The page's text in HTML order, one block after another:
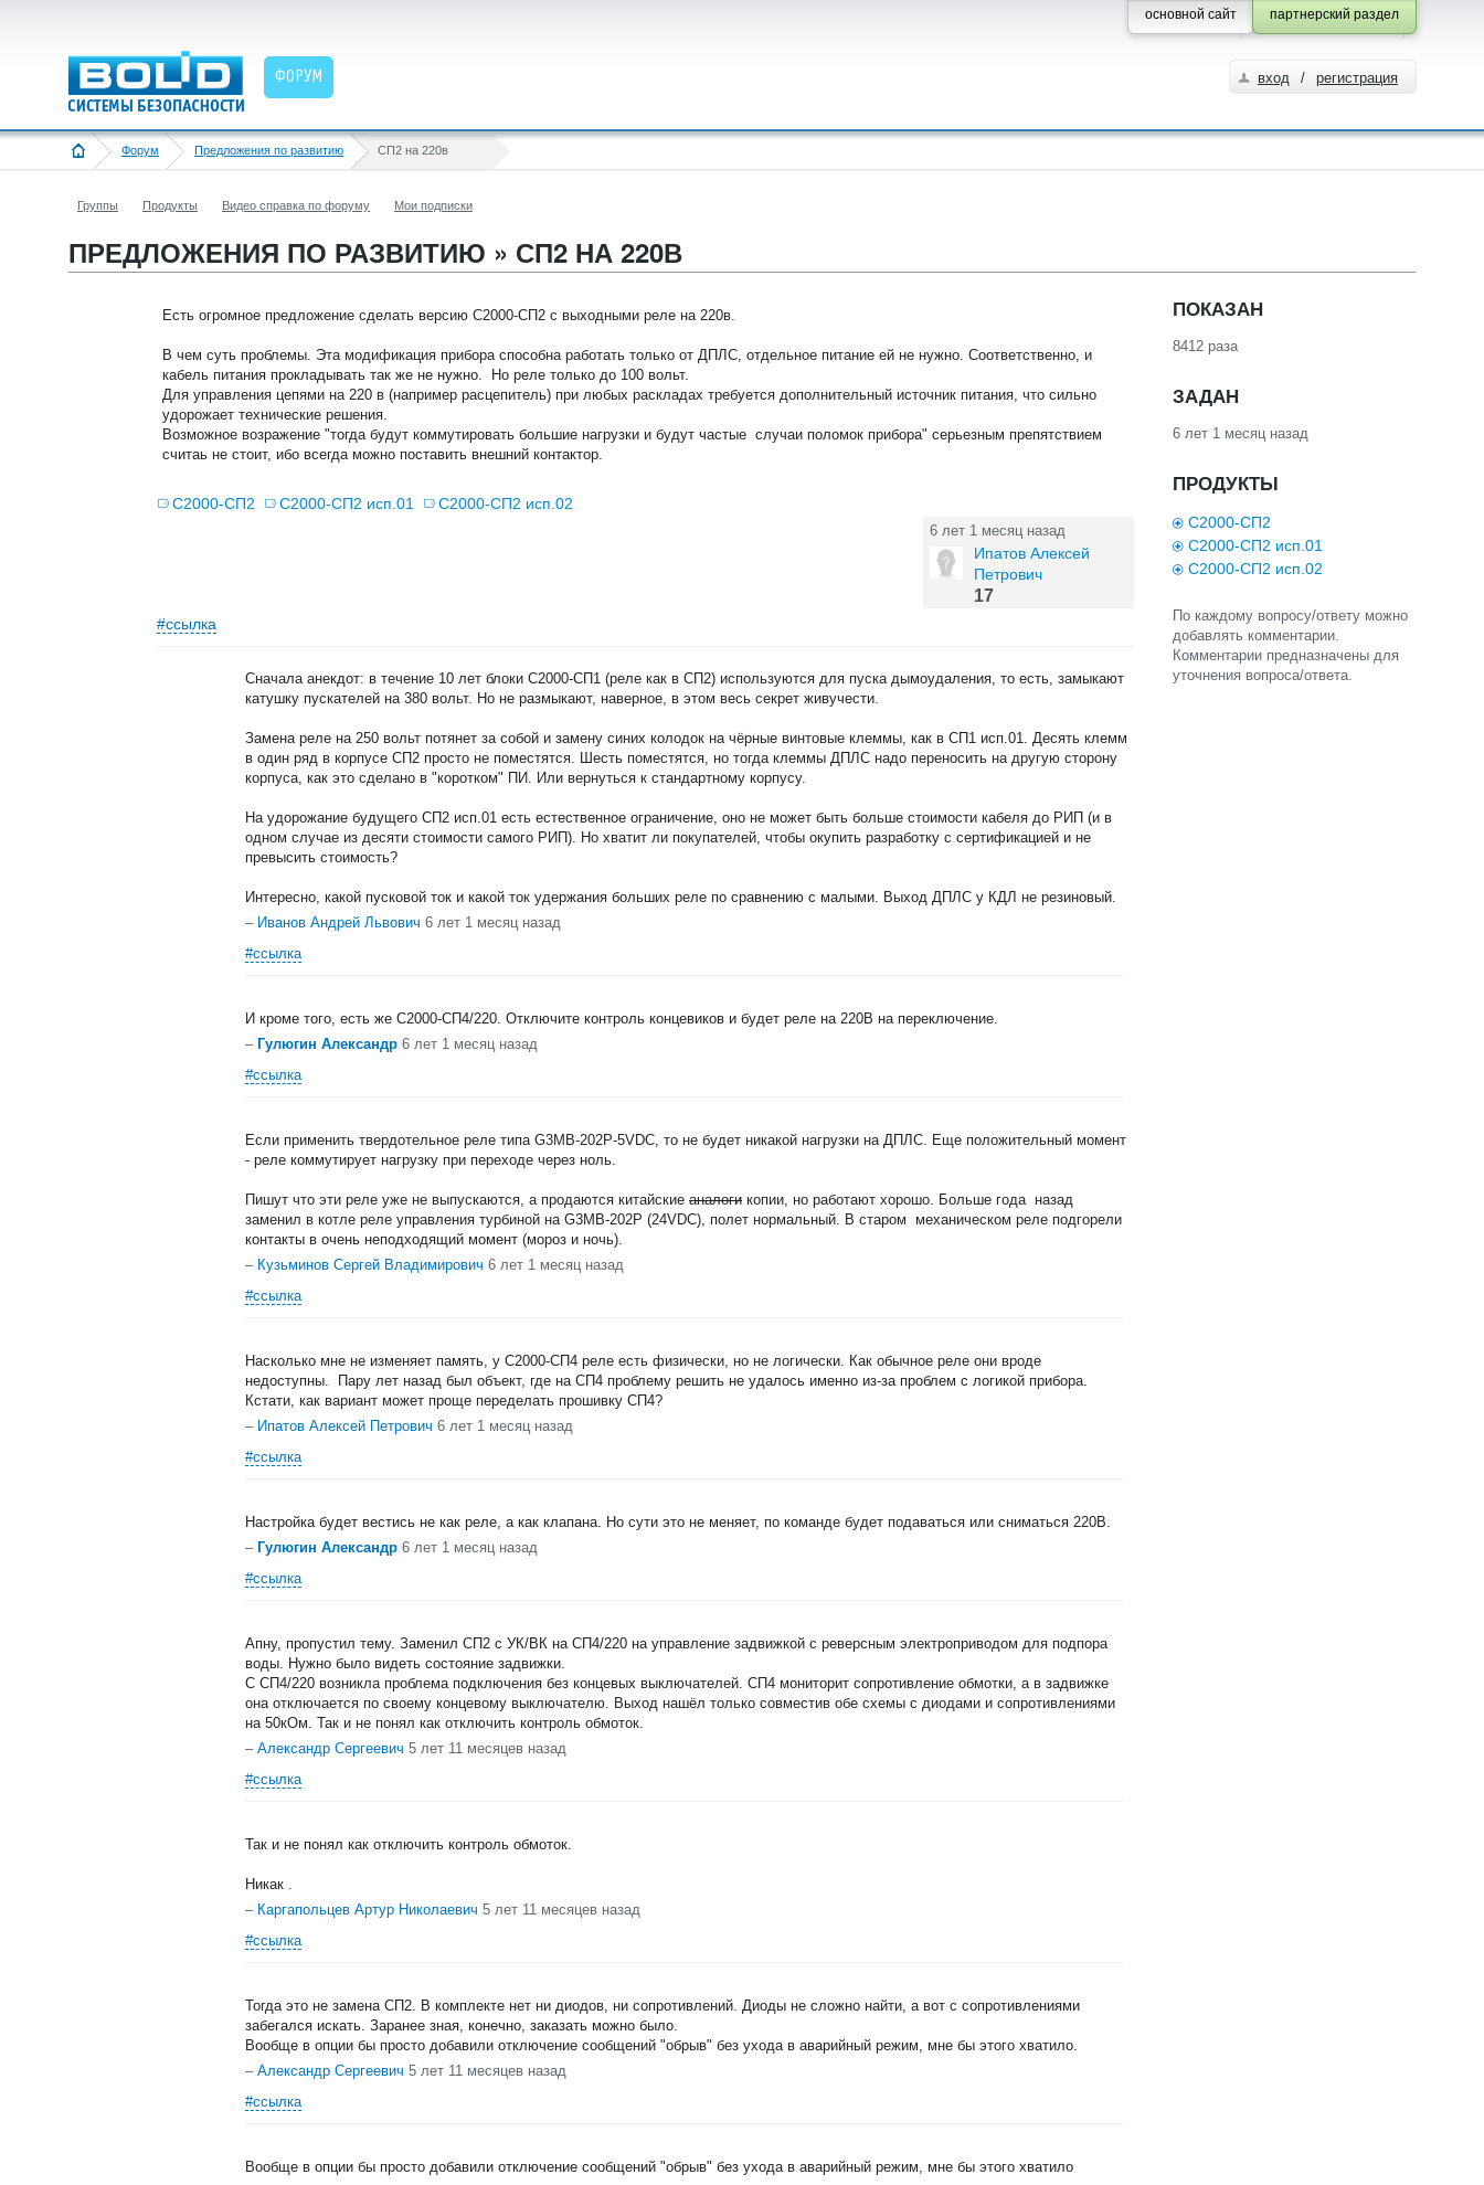
партнерский раздел
основной сайт
ФОРУМ вход / регистрация
Форум Предложения по развитию СП2 на 220в
Группы Продукты Видео справка по форуму Мои подписки
ПРЕДЛОЖЕНИЯ ПО РАЗВИТИЮ » СП2 НА 220В
Есть огромное предложение сделать версию С2000-СП2 с выходными реле на 220в.
В чем суть проблемы. Эта модификация прибора способна работать только от ДПЛС, отдельное питание ей не нужно. Соответственно, и
кабель питания прокладывать так же не нужно. Но реле только до 100 вольт.
Для управления цепями на 220 в (например расцепитель) при любых раскладах требуется дополнительный источник питания, что сильно
удорожает технические решения.
Возможное возражение "тогда будут коммутировать большие нагрузки и будут частые случаи поломок прибора" серьезным препятствием
считаь не стоит, ибо всегда можно поставить внешний контактор.
С2000-СП2 С2000-СП2 исп.01 С2000-СП2 исп.02
6 лет 1 месяц назад
Ипатов Алексей
Петрович
17
#ссылка
Сначала анекдот: в течение 10 лет блоки С2000-СП1 (реле как в СП2) используются для пуска дымоудаления, то есть, замыкают
катушку пускателей на 380 вольт. Но не размыкают, наверное, в этом весь секрет живучести.
Замена реле на 250 вольт потянет за собой и замену синих колодок на чёрные винтовые клеммы, как в СП1 исп.01. Десять клемм
в один ряд в корпусе СП2 просто не поместятся. Шесть поместятся, но тогда клеммы ДПЛС надо переносить на другую сторону
корпуса, как это сделано в "коротком" ПИ. Или вернуться к стандартному корпусу.
На удорожание будущего СП2 исп.01 есть естественное ограничение, оно не может быть больше стоимости кабеля до РИП (и в
одном случае из десяти стоимости самого РИП). Но хватит ли покупателей, чтобы окупить разработку с сертификацией и не
превысить стоимость?
Интересно, какой пусковой ток и какой ток удержания больших реле по сравнению с малыми. Выход ДПЛС у КДЛ не резиновый.
– Иванов Андрей Львович 6 лет 1 месяц назад
#ссылка
И кроме того, есть же С2000-СП4/220. Отключите контроль концевиков и будет реле на 220В на переключение.
– Гулюгин Александр 6 лет 1 месяц назад
#ссылка
Если применить твердотельное реле типа G3MB-202P-5VDC, то не будет никакой нагрузки на ДПЛС. Еще положительный момент
- реле коммутирует нагрузку при переходе через ноль.
Пишут что эти реле уже не выпускаются, а продаются китайские аналоги копии, но работают хорошо. Больше года назад
заменил в котле реле управления турбиной на G3MB-202P (24VDC), полет нормальный. В старом механическом реле подгорели
контакты в очень неподходящий момент (мороз и ночь).
– Кузьминов Сергей Владимирович 6 лет 1 месяц назад
#ссылка
Насколько мне не изменяет память, у С2000-СП4 реле есть физически, но не логически. Как обычное реле они вроде
недоступны. Пару лет назад был объект, где на СП4 проблему решить не удалось именно из-за проблем с логикой прибора.
Кстати, как вариант может проще переделать прошивку СП4?
– Ипатов Алексей Петрович 6 лет 1 месяц назад
#ссылка
Настройка будет вестись не как реле, а как клапана. Но сути это не меняет, по команде будет подаваться или сниматься 220В.
– Гулюгин Александр 6 лет 1 месяц назад
#ссылка
Апну, пропустил тему. Заменил СП2 с УК/ВК на СП4/220 на управление задвижкой с реверсным электроприводом для подпора
воды. Нужно было видеть состояние задвижки.
С СП4/220 возникла проблема подключения без концевых выключателей. СП4 мониторит сопротивление обмотки, а в задвижке
она отключается по своему концевому выключателю. Выход нашёл только совместив обе схемы с диодами и сопротивлениями
на 50кОм. Так и не понял как отключить контроль обмоток.
– Александр Сергеевич 5 лет 11 месяцев назад
#ссылка
Так и не понял как отключить контроль обмоток.
Никак .
– Каргапольцев Артур Николаевич 5 лет 11 месяцев назад
#ссылка
Тогда это не замена СП2. В комплекте нет ни диодов, ни сопротивлений. Диоды не сложно найти, а вот с сопротивлениями
забегался искать. Заранее зная, конечно, заказать можно было.
Вообще в опции бы просто добавили отключение сообщений "обрыв" без ухода в аварийный режим, мне бы этого хватило.
– Александр Сергеевич 5 лет 11 месяцев назад
#ссылка
Вообще в опции бы просто добавили отключение сообщений "обрыв" без ухода в аварийный режим, мне бы этого хватило
ПОКАЗАН
8412 раза
ЗАДАН
6 лет 1 месяц назад
ПРОДУКТЫ
С2000-СП2
С2000-СП2 исп.01
С2000-СП2 исп.02
По каждому вопросу/ответу можно
добавлять комментарии.
Комментарии предназначены для
уточнения вопроса/ответа.